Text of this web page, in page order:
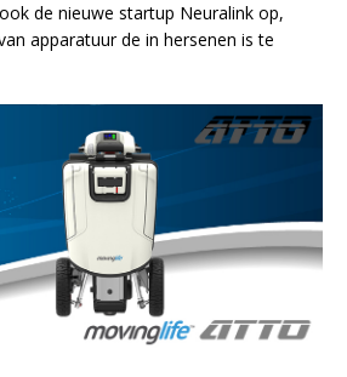
de nieuwe startup Neuralink op,
apparatuur de in hersenen is te